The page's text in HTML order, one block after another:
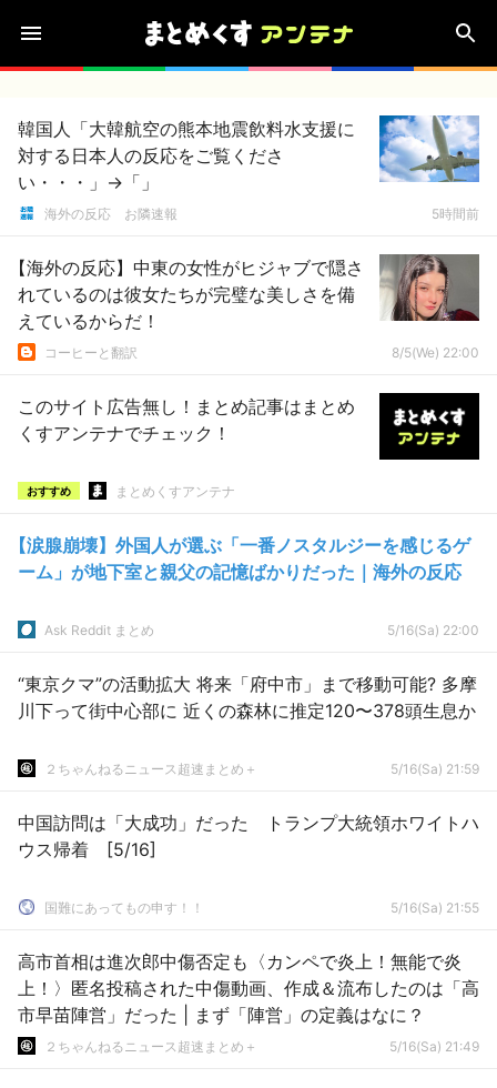
韓国人「大韓航空の熊本地震飲料水支援に
対する日本人の反応をご覧くださ
い・・・」→「」
海外の反応 お隣速報 5時間前
【海外の反応】中東の女性がヒジャブで隠さ
れているのは彼女たちが完璧な美しさを備
えているからだ！
コーヒーと翻訳 8/5(We) 22:00
このサイト広告無し！まとめ記事はまとめ
くすアンテナでチェック！
おすすめ まとめくすアンテナ
【涙腺崩壊】外国人が選ぶ「一番ノスタルジーを感じるゲ
ーム」が地下室と親父の記憶ばかりだった｜海外の反応
Ask Reddit まとめ 5/16(Sa) 22:00
“東京クマ”の活動拡大 将来「府中市」まで移動可能? 多摩
川下って街中心部に 近くの森林に推定120〜378頭生息か
２ちゃんねるニュース超速まとめ＋ 5/16(Sa) 21:59
中国訪問は「大成功」だった トランプ大統領ホワイトハ
ウス帰着 [5/16]
国難にあってもの申す！！ 5/16(Sa) 21:55
高市首相は進次郎中傷否定も〈カンペで炎上！無能で炎
上！〉匿名投稿された中傷動画、作成＆流布したのは「高
市早苗陣営」だった | まず「陣営」の定義はなに？
２ちゃんねるニュース超速まとめ＋ 5/16(Sa) 21:49